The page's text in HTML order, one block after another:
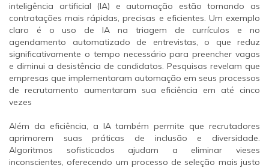
inteligência artificial (IA) e automação estão tornando as
contratações mais rápidas, precisas e eficientes. Um exemplo
claro é o uso de IA na triagem de currículos e no
agendamento automatizado de entrevistas, o que reduz
significativamente o tempo necessário para preencher vagas
e diminui a desistência de candidatos. Pesquisas revelam que
empresas que implementaram automação em seus processos
de recrutamento aumentaram sua eficiência em até cinco
vezes​
Além da eficiência, a IA também permite que recrutadores
aprimorem suas práticas de inclusão e diversidade.
Algoritmos sofisticados ajudam a eliminar vieses
inconscientes, oferecendo um processo de seleção mais justo